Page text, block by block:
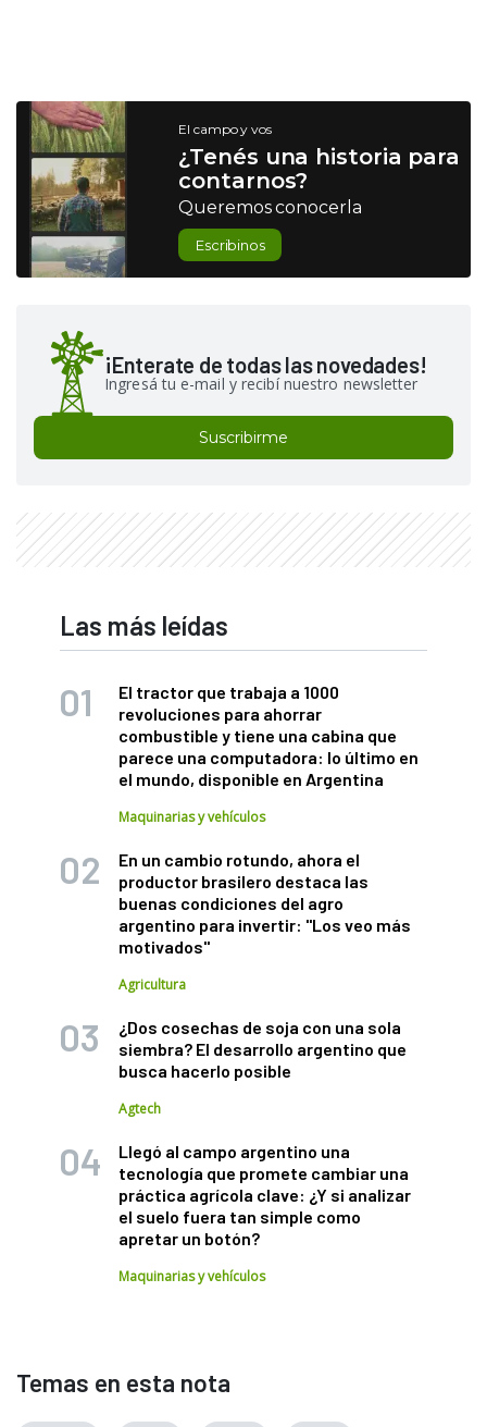
El campo y vos
¿Tenés una historia para
contarnos?
Queremos conocerla
Escribinos
¡Enterate de todas las novedades!
Ingresá tu e-mail y recibí nuestro newsletter
Suscribirme
Las más leídas
El tractor que trabaja a 1000
revoluciones para ahorrar
combustible y tiene una cabina que
parece una computadora: lo último en
el mundo, disponible en Argentina
Maquinarias y vehículos
En un cambio rotundo, ahora el
productor brasilero destaca las
buenas condiciones del agro
argentino para invertir: "Los veo más
motivados"
Agricultura
¿Dos cosechas de soja con una sola
siembra? El desarrollo argentino que
busca hacerlo posible
Agtech
Llegó al campo argentino una
tecnología que promete cambiar una
práctica agrícola clave: ¿Y si analizar
el suelo fuera tan simple como
apretar un botón?
Maquinarias y vehículos
Temas en esta nota